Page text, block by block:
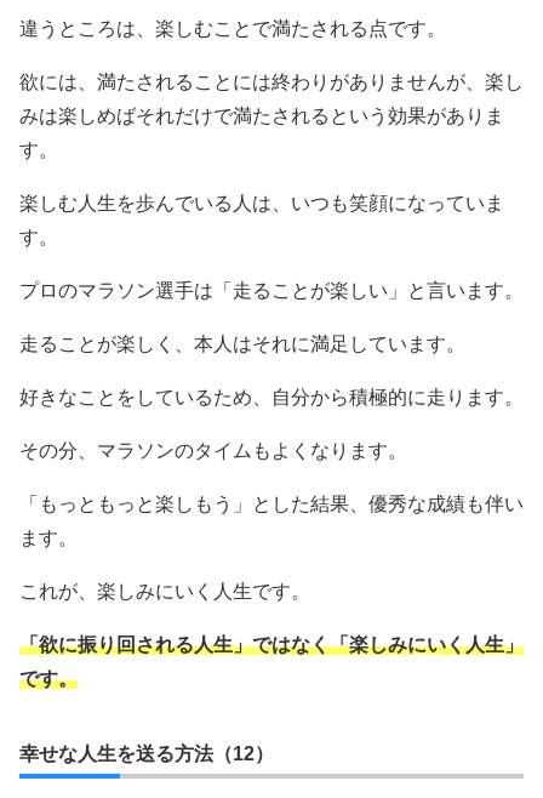
違うところは、楽しむことで満たされる点です。
欲には、満たされることには終わりがありませんが、楽し
みは楽しめばそれだけで満たされるという効果がありま
す。
楽しむ人生を歩んでいる人は、いつも笑顔になっていま
す。
プロのマラソン選手は「走ることが楽しい」と言います。
走ることが楽しく、本人はそれに満足しています。
好きなことをしているため、自分から積極的に走ります。
その分、マラソンのタイムもよくなります。
「もっともっと楽しもう」とした結果、優秀な成績も伴い
ます。
これが、楽しみにいく人生です。
「欲に振り回される人生」ではなく「楽しみにいく人生」
です。
幸せな人生を送る方法（12）